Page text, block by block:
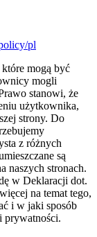
pl
mogą być
mogli
stanowi, że
użytkownika,
strony. Do
z różnych
są
naszych stronach.
w Deklaracji dot.
na temat tego,
i w jaki sposób
prywatności.